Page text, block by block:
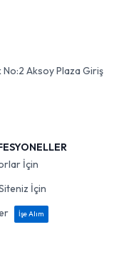
No:2 Aksoy Plaza Giriş
İçin
İçin
İşe Alım